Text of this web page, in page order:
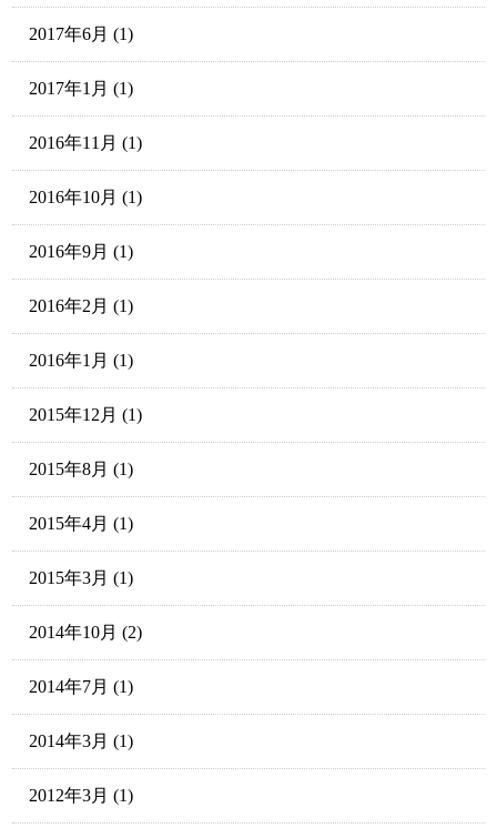
2017年6月 (1)
2017年1月 (1)
2016年11月 (1)
2016年10月 (1)
2016年9月 (1)
2016年2月 (1)
2016年1月 (1)
2015年12月 (1)
2015年8月 (1)
2015年4月 (1)
2015年3月 (1)
2014年10月 (2)
2014年7月 (1)
2014年3月 (1)
2012年3月 (1)